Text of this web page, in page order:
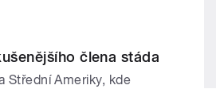
člena stáda
Střední Ameriky, kde